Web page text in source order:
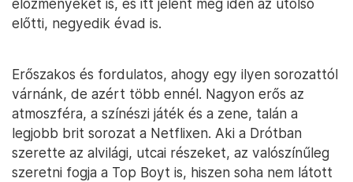
előzményeket is, és itt jelent meg idén az utolsó
előtti, negyedik évad is.
Erőszakos és fordulatos, ahogy egy ilyen sorozattól
várnánk, de azért több ennél. Nagyon erős az
atmoszféra, a színészi játék és a zene, talán a
legjobb brit sorozat a Netflixen. Aki a Drótban
szerette az alvilági, utcai részeket, az valószínűleg
szeretni fogja a Top Boyt is, hiszen soha nem látott